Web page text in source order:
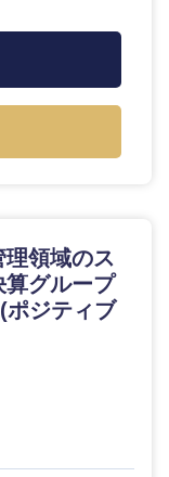
領域のス
グループ
ポジティブ